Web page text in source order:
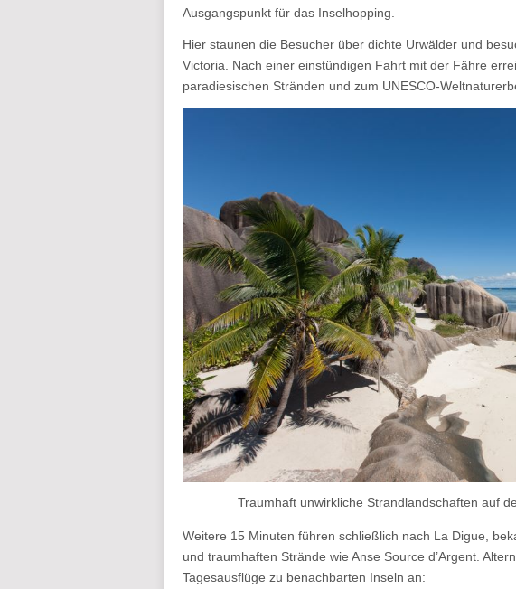
Ausgangspunkt für das Inselhopping.
Hier staunen die Besucher über dichte Urwälder und
Victoria. Nach einer einstündigen Fahrt mit der Fähre
paradiesischen Stränden und zum UNESCO-
Traumhaft unwirkliche Strandlandschaften auf
Weitere 15 Minuten führen schließlich nach La Digue,
und traumhaften Strände wie Anse Source d’Argent.
Tagesausflüge zu benachbarten Inseln an: